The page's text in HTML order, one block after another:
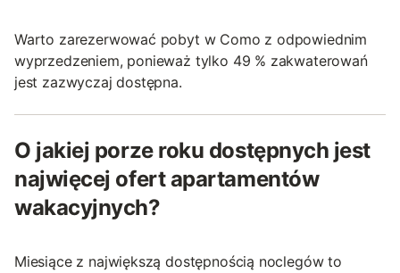
Warto zarezerwować pobyt w Como z odpowiednim
wyprzedzeniem, ponieważ tylko 49 % zakwaterowań
jest zazwyczaj dostępna.
O jakiej porze roku dostępnych jest
najwięcej ofert apartamentów
wakacyjnych?
Miesiące z największą dostępnością noclegów to